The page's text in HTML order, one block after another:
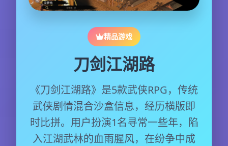
精品游戏
刀剑江湖路
《刀剑江湖路》是5款武侠RPG，传统
武侠剧情混合沙盒信息，经历横版即
时比拼。用户扮演1名寻常一些年，陷
入江湖武林的血雨腥风，在纷争中成